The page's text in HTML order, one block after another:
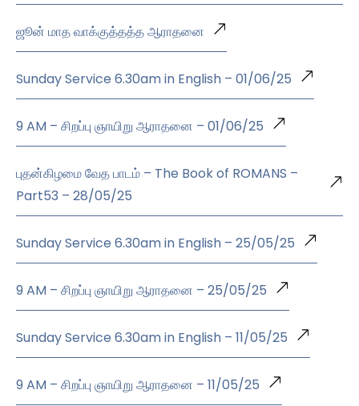
ஜூன் மாத வாக்குத்தத்த ஆராதனை
Sunday Service 6.30am in English – 01/06/25
9 AM – சிறப்பு ஞாயிறு ஆராதனை – 01/06/25
புதன்கிழமை வேத பாடம் – The Book of ROMANS –
Part53 – 28/05/25
Sunday Service 6.30am in English – 25/05/25
9 AM – சிறப்பு ஞாயிறு ஆராதனை – 25/05/25
Sunday Service 6.30am in English – 11/05/25
9 AM – சிறப்பு ஞாயிறு ஆராதனை – 11/05/25